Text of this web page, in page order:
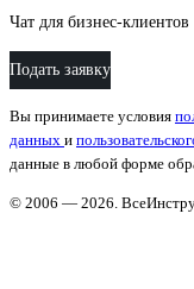
Чат для бизнес-клиентов
Подать заявку
Вы принимаете условия
данных и
данные в любой форме
© 2006 — 2026.